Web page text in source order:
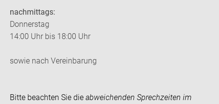
nachmittags:
Donnerstag
14:00 Uhr bis 18:00 Uhr
sowie nach Vereinbarung
Bitte beachten Sie die abweichenden Sprechzeiten im